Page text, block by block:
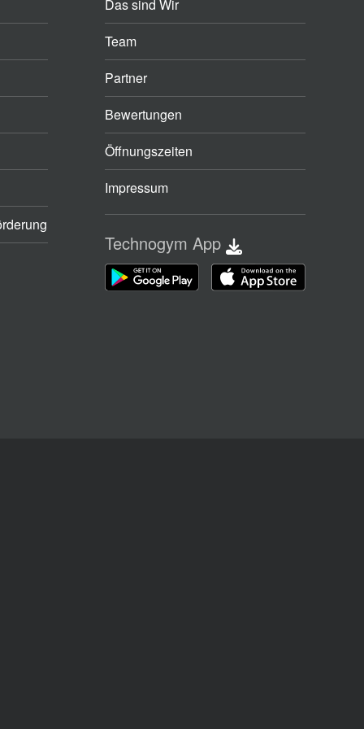
Das sind Wir
Team
Partner
Bewertungen
Öffnungszeiten
Impressum
Technogym App